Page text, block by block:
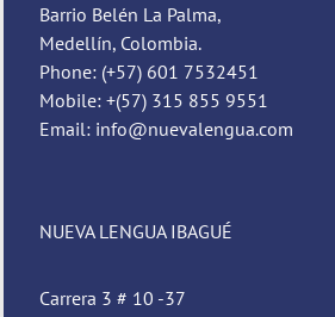
Barrio Belén La Palma,
Medellín, Colombia.
Phone: (+57) 601 7532451
Mobile: +(57) 315 855 9551
Email: info@nuevalengua.com
NUEVA LENGUA IBAGUÉ
Carrera 3 # 10 -37